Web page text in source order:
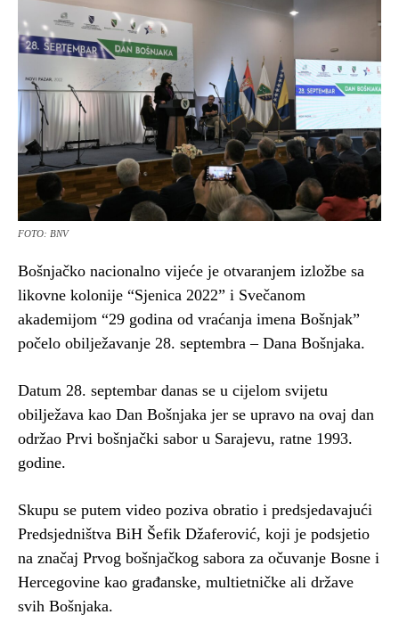
FOTO: BNV
Bošnjačko nacionalno vijeće je otvaranjem izložbe sa
likovne kolonije “Sjenica 2022” i Svečanom
akademijom “29 godina od vraćanja imena Bošnjak”
počelo obilježavanje 28. septembra – Dana Bošnjaka.
Datum 28. septembar danas se u cijelom svijetu
obilježava kao Dan Bošnjaka jer se upravo na ovaj dan
održao Prvi bošnjački sabor u Sarajevu, ratne 1993.
godine.
Skupu se putem video poziva obratio i predsjedavajući
Predsjedništva BiH Šefik Džaferović, koji je podsjetio
na značaj Prvog bošnjačkog sabora za očuvanje Bosne i
Hercegovine kao građanske, multietničke ali države
svih Bošnjaka.